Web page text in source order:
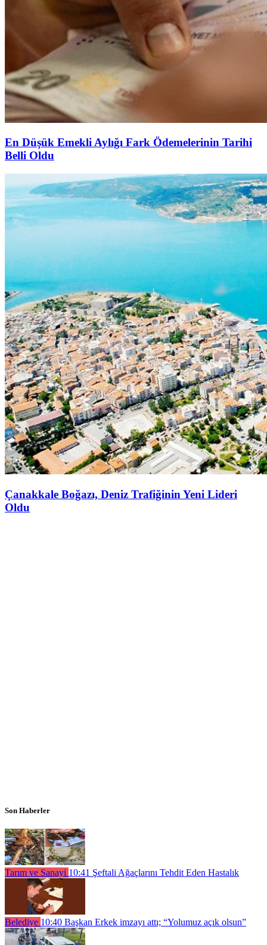
En Düşük Emekli Aylığı Fark Ödemelerinin Tarihi
Belli Oldu
Çanakkale Boğazı, Deniz Trafiğinin Yeni Lideri
Oldu
Son Haberler
Tarım ve Sanayi 10:41 Şeftali Ağaçlarını Tehdit Eden Hastalık
Belediye 10:40 Başkan Erkek imzayı attı; “Yolumuz açık olsun”